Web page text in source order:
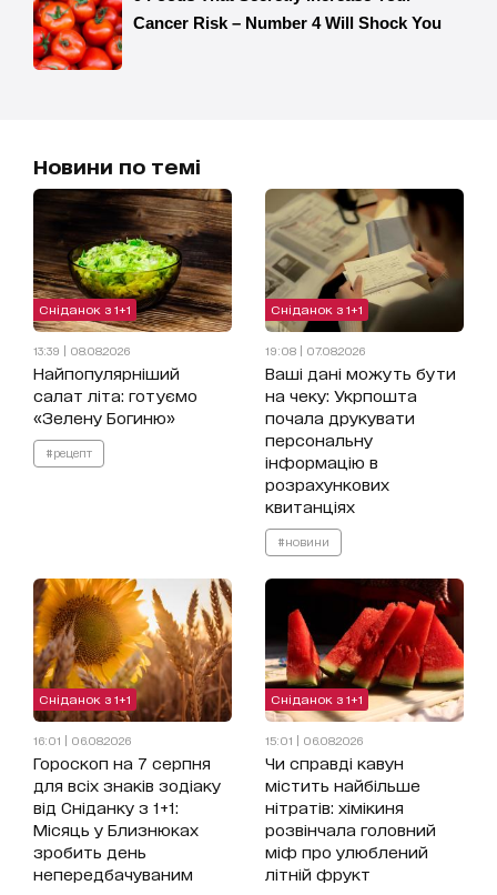
Новини по темі
Сніданок з 1+1
13:39 | 08.08.2026
Найпопулярніший
салат літа: готуємо
«Зелену Богиню»
#рецепт
Сніданок з 1+1
19:08 | 07.08.2026
Ваші дані можуть бути
на чеку: Укрпошта
почала друкувати
персональну
інформацію в
розрахункових
квитанціях
#новини
Сніданок з 1+1
16:01 | 06.08.2026
Гороскоп на 7 серпня
для всіх знаків зодіаку
від Сніданку з 1+1:
Місяць у Близнюках
зробить день
непередбачуваним
Сніданок з 1+1
15:01 | 06.08.2026
Чи справді кавун
містить найбільше
нітратів: хімікиня
розвінчала головний
міф про улюблений
літній фрукт